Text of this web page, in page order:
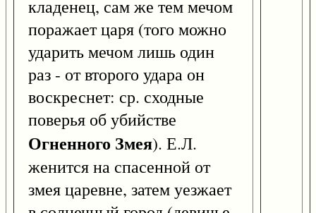
кладенец, сам же тем мечом
поражает царя (того можно
ударить мечом лишь один
раз - от второго удара он
воскреснет: ср. сходные
поверья об убийстве
Огненного Змея). Е.Л.
женится на спасенной от
змея царевне, затем уезжает